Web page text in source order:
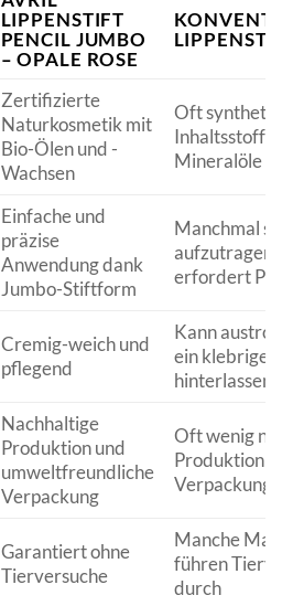
LIPPENSTIFT
PENCIL JUMBO
– OPALE ROSE
Zertifizierte
Naturkosmetik mit
Bio-Ölen und -
Wachsen
Oft
Inhaltsstoffe
Mineralöle
Einfache und
präzise
Anwendung dank
Jumbo-Stiftform
Manchmal
aufzutragen,
erfordert
Cremig-weich und
pflegend
Kann
ein klebriges
hinterlassen
Nachhaltige
Produktion und
umweltfreundliche
Verpackung
Oft wenig
Produktion
Verpackung
Garantiert ohne
Tierversuche
Manche
führen
durch